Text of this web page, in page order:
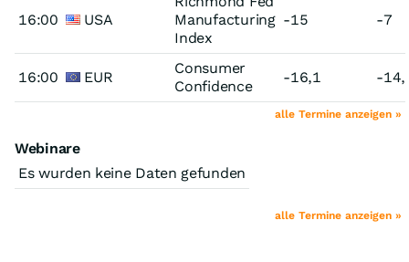
16:00 USA
Manufacturing
Index
-15 -7
16:00 EUR
Consumer
Confidence
-16,1 -
alle Termine anzeigen »
Webinare
Es wurden keine Daten gefunden
alle Termine anzeigen »